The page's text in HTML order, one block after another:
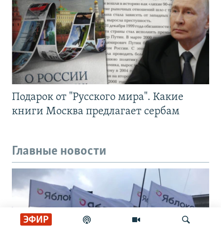
ЭФИР
Подарок от "Русского мира". Какие
книги Москва предлагает сербам
Главные новости